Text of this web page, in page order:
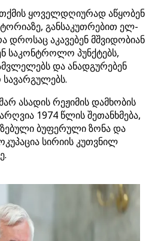
ყოველდღიურად აწყობენ
განსაკუთრებით ელ-
დროსაც აკავებენ მშვიდობიან
საკონტროლო პუნქტებს,
და ანადგურებენ
ასადის რეჟიმის დამხობის
1974 წლის შეთანხმება,
ბუფერული ზონა და
სირიის კუთვნილ